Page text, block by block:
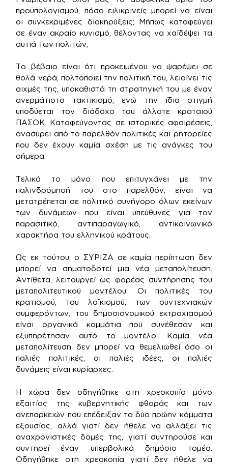
προϋπολογισμού, πόσο ειλικρινείς μπορεί να είναι
οι συγκεκριμένες διακηρύξεις; Μήπως καταφεύγει
σε έναν ακραίο κυνισμό, θέλοντας να χαϊδέψει τα
αυτιά των πολιτών;
Το βέβαιο είναι ότι προκειμένου να ψαρέψει σε
θολά νερά, πολτοποιεί την πολιτική του, λειαίνει τις
αιχμές της, υποκαθιστά τη στρατηγική του με έναν
ανερμάτιστο τακτικισμό, ενώ την ίδια στιγμή
υποδύεται τον διάδοχο του άλλοτε κραταιού
ΠΑΣΟΚ. Καταφεύγοντας σε ιστορικές αφαιρέσεις,
ανασύρει από το παρελθόν πολιτικές και ρητορείες
που δεν έχουν καμία σχέση με τις ανάγκες του
σήμερα.
Τελικά το μόνο που επιτυγχάνει με την
παλινδρόμησή του στο παρελθόν, είναι να
μετατρέπεται σε πολιτικό συνήγορο όλων εκείνων
των δυνάμεων που είναι υπεύθυνες για τον
παρασιτικό, αντιπαραγωγικό, αντικοινωνικό
χαρακτήρα του ελληνικού κράτους.
Ως εκ τούτου, ο ΣΥΡΙΖΑ σε καμία περίπτωση δεν
μπορεί να σηματοδοτεί μια νέα μεταπολίτευση.
Αντίθετα, λειτουργεί ως φορέας συντήρησης του
μεταπολιτευτικού μοντέλου. Οι πολιτικές του
κρατισμού, του λαϊκισμού, των συντεχνιακών
συμφερόντων, του δημοσιονομικού εκτροχιασμού
είναι οργανικά κομμάτια που συνέθεσαν και
εξυπηρέτησαν αυτό το μοντέλο. Καμία νέα
μεταπολίτευση δεν μπορεί να θεμελιωθεί όσο οι
παλιές πολιτικές, οι παλιές ιδέες, οι παλιές
δυνάμεις είναι κυρίαρχες.
Η χώρα δεν οδηγήθηκε στη χρεοκοπία μόνο
εξαιτίας της κυβερνητικής φθοράς και των
ανεπαρκειών που επέδειξαν τα δύο πρώην κόμματα
εξουσίας, αλλά γιατί δεν ήθελε να αλλάξει τις
αναχρονιστικές δομές της, γιατί συντηρούσε και
συντηρεί έναν υπερβολικά δημόσιο τομέα.
Οδηγήθηκε στη χρεοκοπία γιατί δεν ήθελε να